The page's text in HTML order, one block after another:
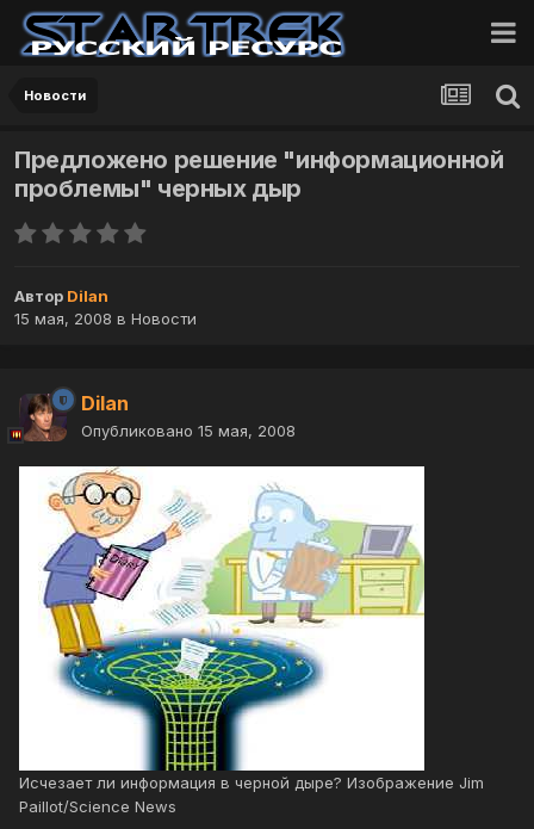
Новости
Предложено решение "информационной
проблемы" черных дыр
Автор Dilan
15 мая, 2008 в Новости
Dilan
Опубликовано 15 мая, 2008
Исчезает ли информация в черной дыре? Изображение Jim
Paillot/Science News